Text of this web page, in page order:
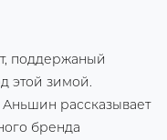
поддержаный
этой зимой.
рассказывает
бренда